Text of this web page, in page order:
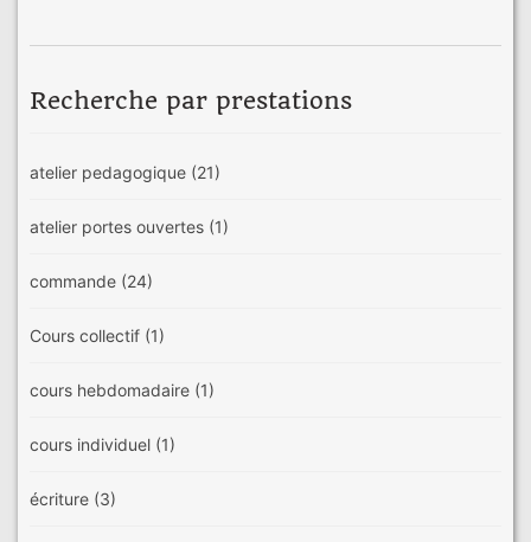
Recherche par prestations
atelier pedagogique (21)
atelier portes ouvertes (1)
commande (24)
Cours collectif (1)
cours hebdomadaire (1)
cours individuel (1)
écriture (3)